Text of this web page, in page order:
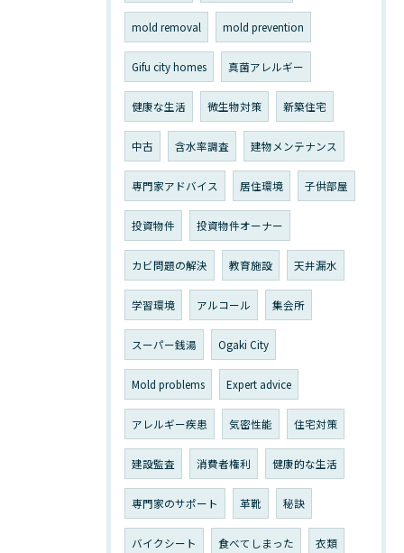
mold removal mold prevention
Gifu city homes 真菌アレルギー
健康な生活 微生物対策 新築住宅
中古 含水率調査 建物メンテナンス
専門家アドバイス 居住環境 子供部屋
投資物件 投資物件オーナー
カビ問題の解決 教育施設 天井漏水
学習環境 アルコール 集会所
スーパー銭湯 Ogaki City
Mold problems Expert advice
アレルギー疾患 気密性能 住宅対策
建設監査 消費者権利 健康的な生活
専門家のサポート 革靴 秘訣
バイクシート 食べてしまった 衣類